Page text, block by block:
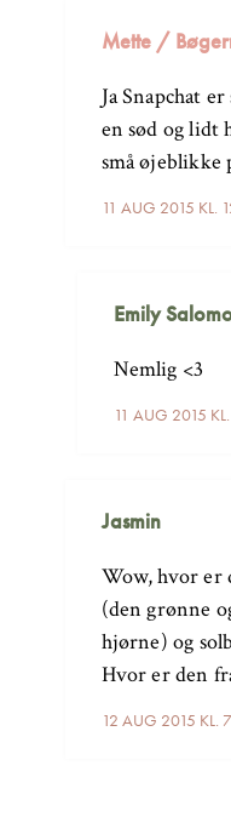
Mette /
11 AUG 2015 KL.
Ja Snapchat
en sød og lidt
små øjeblikke
Emily
11 AUG 2015
Nemlig <3
Jasmin
12 AUG 2015 KL.
Wow, hvor
(den grønne
hjørne) og
Hvor er den